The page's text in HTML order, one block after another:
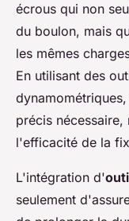
écrous qui non
du boulon, mais
les mêmes
En utilisant des
précis
l'efficacité de la
L'intégration d'
seulement